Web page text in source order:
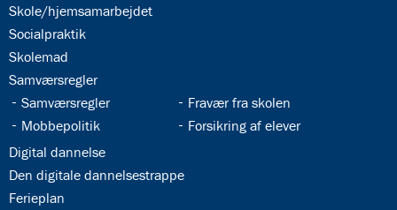
34.3:
Skole/hjemsamarbejdet
34.4:
Socialpraktik
34.5:
Skolemad
34.6:
Samværsregler
34.7:
Samværsregler 34.8:
Fravær fra skolen
34.9:
Mobbepolitik 34.10:
Forsikring af elever
34.11:
Digital dannelse
34.12:
Den digitale dannelsestrappe
34.13:
Ferieplan